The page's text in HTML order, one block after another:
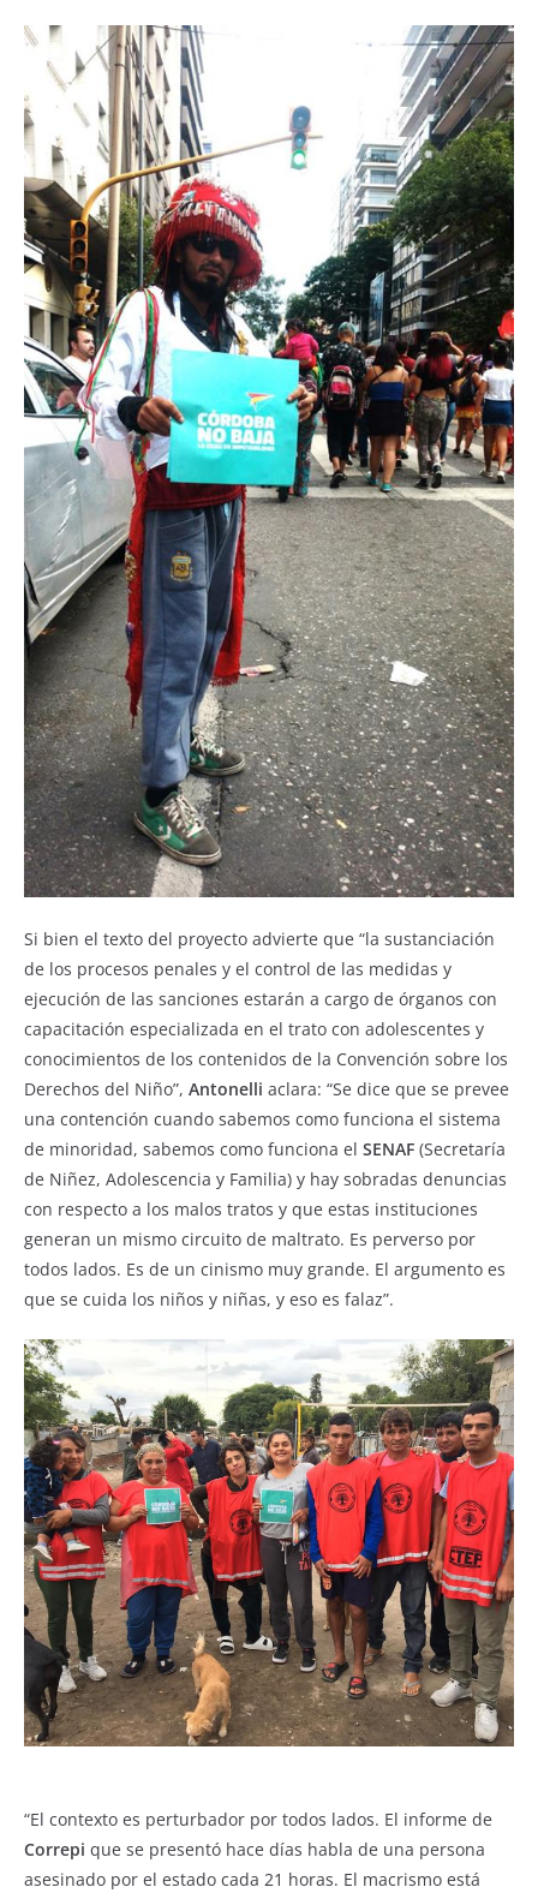
Si bien el texto del proyecto advierte que “la sustanciación
de los procesos penales y el control de las medidas y
ejecución de las sanciones estarán a cargo de órganos con
capacitación especializada en el trato con adolescentes y
conocimientos de los contenidos de la Convención sobre los
Derechos del Niño”, Antonelli aclara: “Se dice que se prevee
una contención cuando sabemos como funciona el sistema
de minoridad, sabemos como funciona el SENAF (Secretaría
de Niñez, Adolescencia y Familia) y hay sobradas denuncias
con respecto a los malos tratos y que estas instituciones
generan un mismo circuito de maltrato. Es perverso por
todos lados. Es de un cinismo muy grande. El argumento es
que se cuida los niños y niñas, y eso es falaz”.
“El contexto es perturbador por todos lados. El informe de
Correpi que se presentó hace días habla de una persona
asesinado por el estado cada 21 horas. El macrismo está